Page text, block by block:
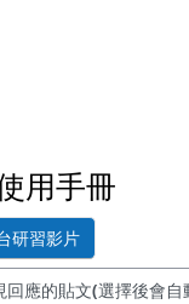
用手冊
研習影片